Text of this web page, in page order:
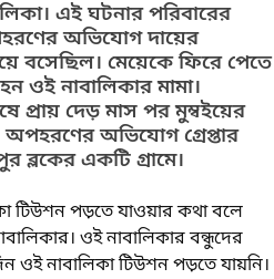
এই ঘটনার পরিবারের
অভিযোগ দায়ের
বসেছিল। মেয়েকে ফিরে পেতে
ওই নাবালিকার মামা।
প্রায় দেড় মাস পর মুম্বইয়ের
অভিযোগ গ্রেপ্তার
ব্লকের একটি গ্রামে।
টিউশন পড়তে যাওয়ার কথা বলে
ওই নাবালিকার বন্ধুদের
নাবালিকা টিউশন পড়তে যায়নি।